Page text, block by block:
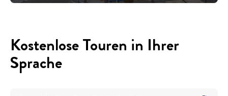
Kostenlose Touren in Ihrer
Sprache